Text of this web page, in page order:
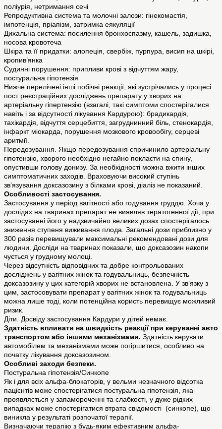
поліурія, нетримання сечі
Репродуктивна система та молочні залози: гінекомастія,
імпотенція, пріапізм, затримка еякуляції
Дихальна система: посилення бронхоспазму, кашель, задишка,
носова кровотеча
Шкіра та її придатки: алопеція, свербіж, пурпура, висип на шкірі,
кропив’янка
Судинні порушення: припливи крові з відчуттям жару,
постуральна гіпотензія
Нижче перелічені інші побічні реакції, які зустрічались у процесі
пост реєстраційних досліджень препарату у хворих на
артеріальну гіпертензію (взагалі, такі симптоми спостерігалися
навіть і за відсутності лікування Кардурою): брадикардія,
тахікардія, відчуття серцебиття, загруднинний біль, стенокардія,
інфаркт міокарда, порушення мозкового кровообігу, серцеві
аритмії.
Передозування. Якщо передозування спричинило артеріальну
гіпотензію, хворого необхідно негайно покласти на спину,
опустивши голову донизу. За необхідності можна вжити інших
симптоматичних заходів. Враховуючи високий ступінь
зв’язування доксазозину з білками крові, діаліз не показаний.
Особливості застосування.
Застосування у період вагітності або годування груддю. Хоча у
дослідах на тваринах препарат не виявляв тератогенної дії, при
застосуванні його у надзвичайно великих дозах спостерігалось
зниження ступеня виживання плода. Загальні дози приблизно у
300 разів перевищували максимальні рекомендовані дози для
людини. Досліди на тваринах показали, що доксазозин накопи
чується у грудному молоці.
Через відсутність відповідних та добре контрольованих
досліджень у вагітних жінок та годувальниць, безпечність
доксазозину у цих категорій хворих не встановлена. У зв’язку з
цим, застосовувати препарат у вагітних жінок та годувальниць
можна лише тоді, коли потенційна користь перевищує можливий
ризик.
Діти. Досвіду застосування Кардури у дітей немає.
Здатність впливати на швидкість реакції при керуванні авто
транспортом або іншими механізмами. Здатність керувати
автомобілем та механізмами може погіршитися, особливо на
початку лікування доксазозином.
Особливі заходи безпеки.
Постуральна гіпотензія/Синкопе
Як і для всіх альфа-блокаторів, у вельми незначного відсотка
пацієнтів може спостерігатися постуральна гіпотензія, яка
проявляється у запамороченні та слабкості, у дуже рідких
випадках може спостерігатися втрата свідомості (синкопе), що
виникла у результаті розпочатої терапії.
Визначаючи терапію з будь-яким ефективним альфа-